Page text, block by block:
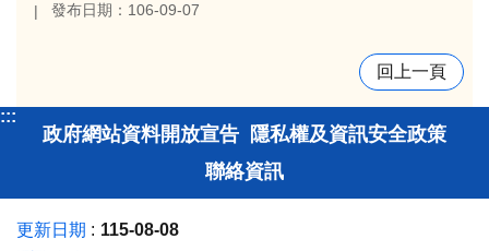
發布日期：106-09-07
回上一頁
:::
政府網站資料開放宣告 隱私權及資訊安全政策
聯絡資訊
更新日期
115-08-08